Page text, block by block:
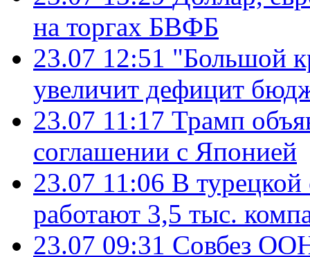
на торгах БВФБ
23.07 12:51 "Большой
увеличит дефицит
23.07 11:17 Трамп
соглашении с Японией
23.07 11:06 В
работают 3,5 тыс.
23.07 09:31 Совбез